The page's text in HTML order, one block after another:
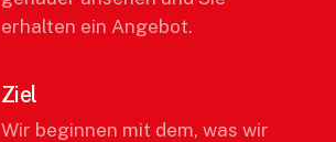
erhalten ein Angebot.
Ziel
Wir beginnen mit dem, was wir